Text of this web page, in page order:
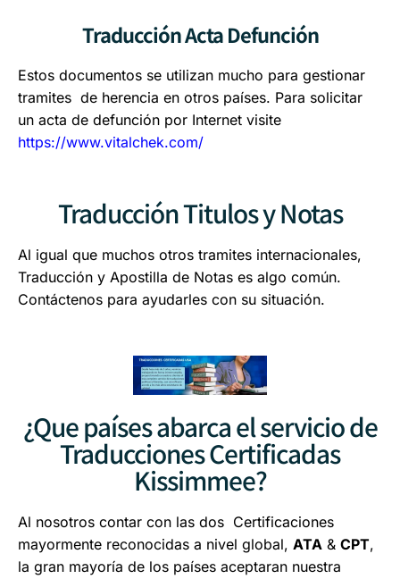
Traducción Acta Defunción
Estos documentos se utilizan mucho para gestionar
tramites de herencia en otros países. Para solicitar
un acta de defunción por Internet visite
https://www.vitalchek.com/
Traducción Titulos y Notas
Al igual que muchos otros tramites internacionales,
Traducción y Apostilla de Notas es algo común.
Contáctenos para ayudarles con su situación.
¿Que países abarca el servicio de
Traducciones Certificadas
Kissimmee?
Al nosotros contar con las dos Certificaciones
mayormente reconocidas a nivel global, ATA & CPT,
la gran mayoría de los países aceptaran nuestra